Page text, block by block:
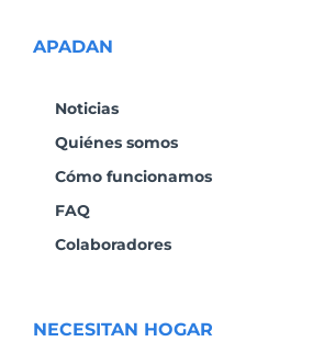
APADAN
Noticias
Quiénes somos
Cómo funcionamos
FAQ
Colaboradores
NECESITAN HOGAR